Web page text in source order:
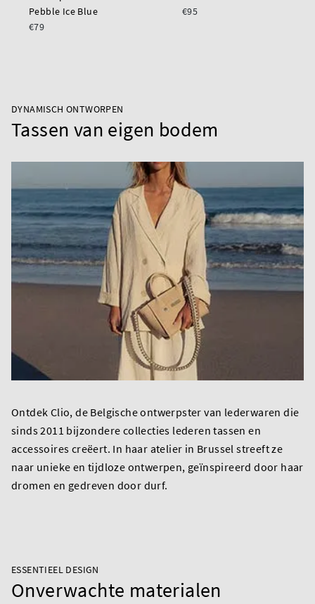
Pebble Ice Blue
€79
€95
DYNAMISCH ONTWORPEN
Tassen van eigen bodem
Ontdek Clio, de Belgische ontwerpster van lederwaren die
sinds 2011 bijzondere collecties lederen tassen en
accessoires creëert. In haar atelier in Brussel streeft ze
naar unieke en tijdloze ontwerpen, geïnspireerd door haar
dromen en gedreven door durf.
ESSENTIEEL DESIGN
Onverwachte materialen